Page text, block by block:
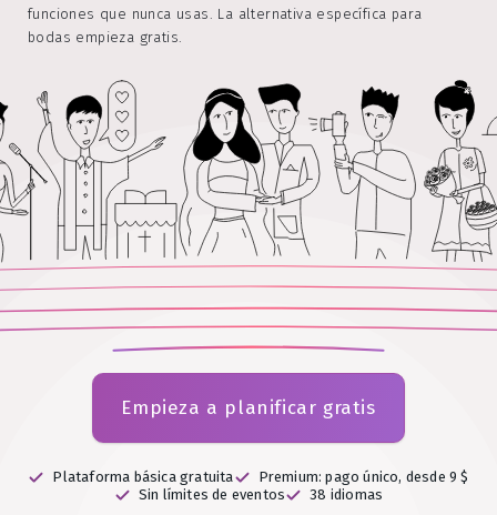
funciones que nunca usas. La alternativa específica para
bodas empieza gratis.
Empieza a planificar gratis
Plataforma básica gratuita
Premium: pago único, desde 9 $
Sin límites de eventos
38 idiomas